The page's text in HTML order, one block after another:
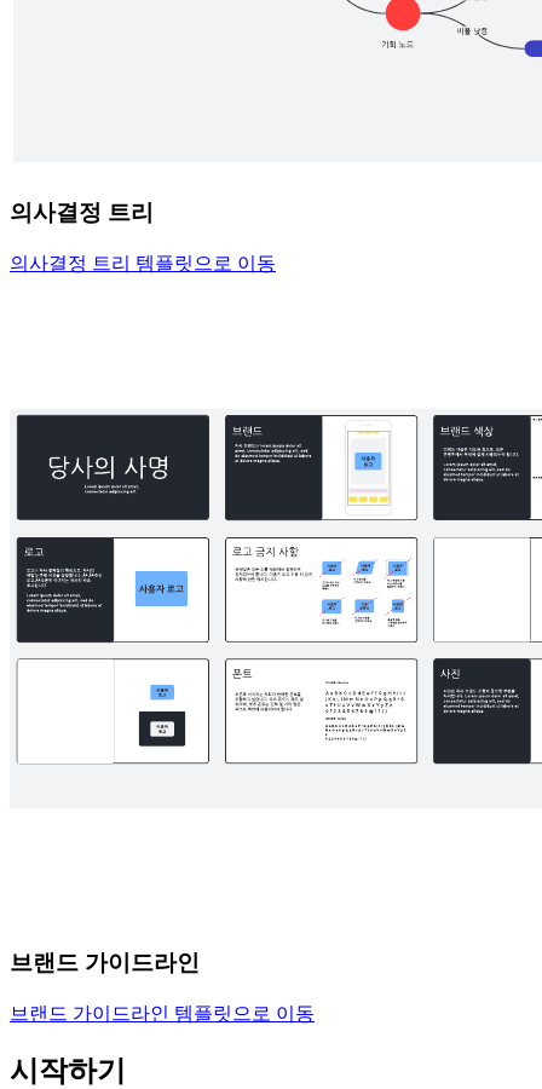
의사결정 트리
의사결정 트리 템플릿으로 이동
브랜드 가이드라인
브랜드 가이드라인 템플릿으로 이동
시작하기